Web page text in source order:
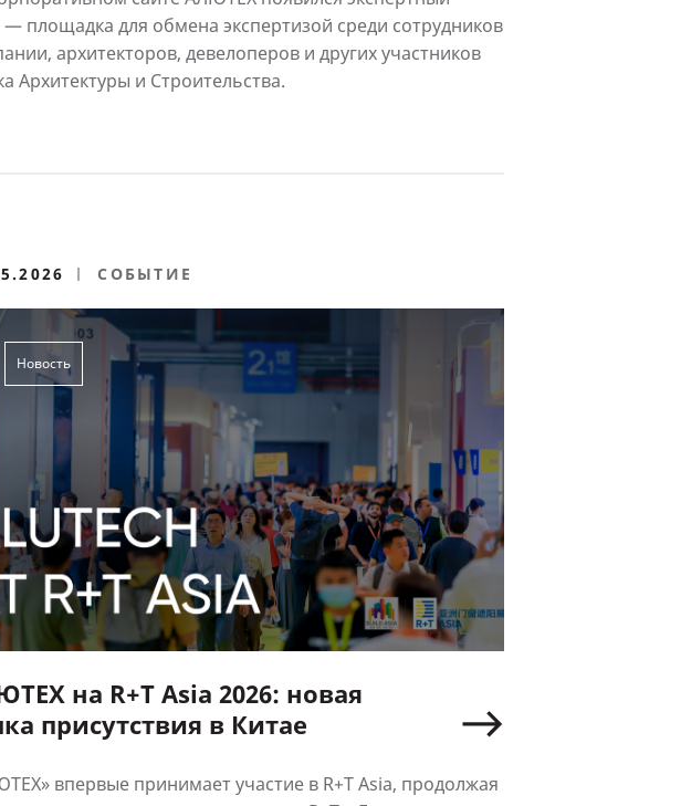
— площадка для обмена экспертизой среди сотрудников
архитекторов, девелоперов и других участников
Архитектуры и Строительства.
СОБЫТИЕ
Новость
на R+T Asia 2026: новая
присутствия в Китае
впервые принимает участие в R+T Asia, продолжая